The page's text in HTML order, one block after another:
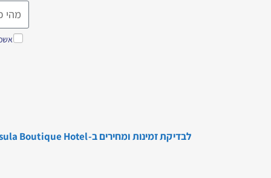
לבדיקת זמינות ומחירים ב-Insula Boutique Hotel, הקליקו כאן…